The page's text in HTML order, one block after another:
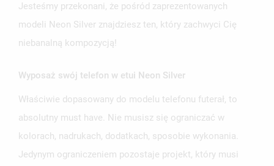
Jesteśmy przekonani, że pośród zaprezentowanych
modeli Neon Silver znajdziesz ten, który zachwyci Cię
niebanalną kompozycją!
Wyposaż swój telefon w etui Neon Silver
Właściwie dopasowany do modelu telefonu futerał, to
absolutny must have. Nie musisz się ograniczać w
kolorach, nadrukach, dodatkach, sposobie wykonania.
Jedynym ograniczeniem pozostaje projekt, który musi
MOJE LISTY ŻYCZEŃ
add_circle_outlineUTWÓRZ NOWĄ LISTĘ
UTWÓRZ LISTĘ ŻYCZEŃ
NAZWA LISTY ŻYCZEŃ
MUSISZ BYĆ ZALOGOWANY BY ZAPISAĆ PRODUKTY NA